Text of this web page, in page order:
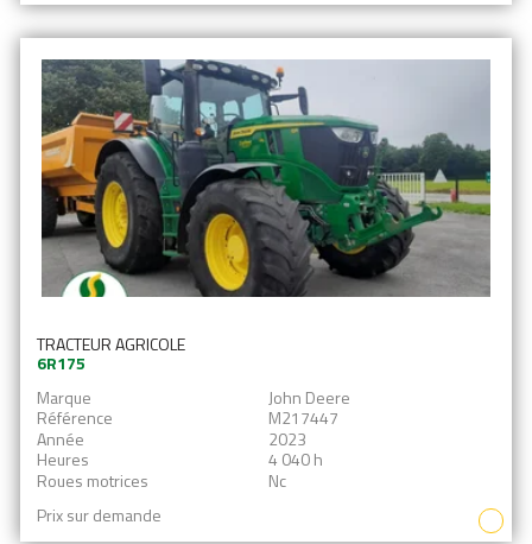
TRACTEUR AGRICOLE
6R175
Marque
John Deere
Référence
M217447
Année
2023
Heures
4 040 h
Roues motrices
Nc
Prix sur demande